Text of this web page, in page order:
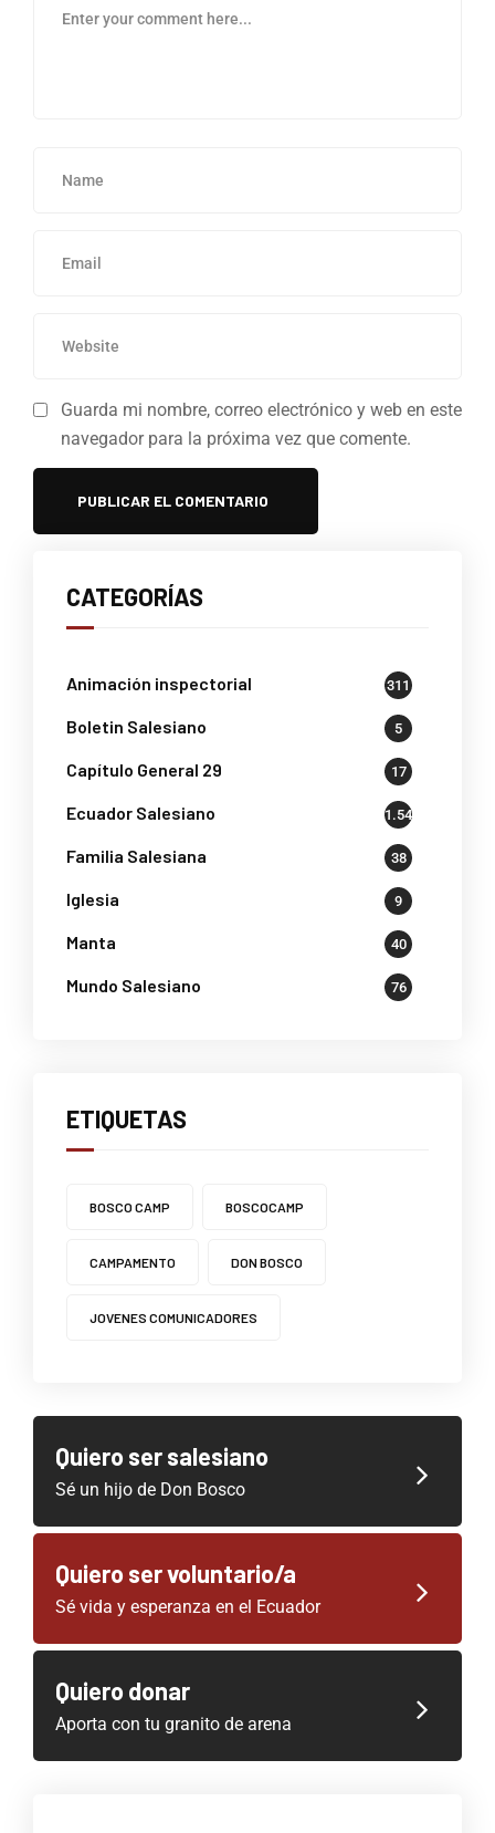
Guarda mi nombre, correo electrónico y web en este
navegador para la próxima vez que comente.
CATEGORÍAS
Animación inspectorial 311
Boletin Salesiano 5
Capítulo General 29 17
Ecuador Salesiano 1.541
Familia Salesiana 38
Iglesia 9
Manta 40
Mundo Salesiano 76
ETIQUETAS
BOSCO CAMP BOSCOCAMP
CAMPAMENTO DON BOSCO
JOVENES COMUNICADORES
Quiero ser salesiano
Sé un hijo de Don Bosco
Quiero ser voluntario/a
Sé vida y esperanza en el Ecuador
Quiero donar
Aporta con tu granito de arena